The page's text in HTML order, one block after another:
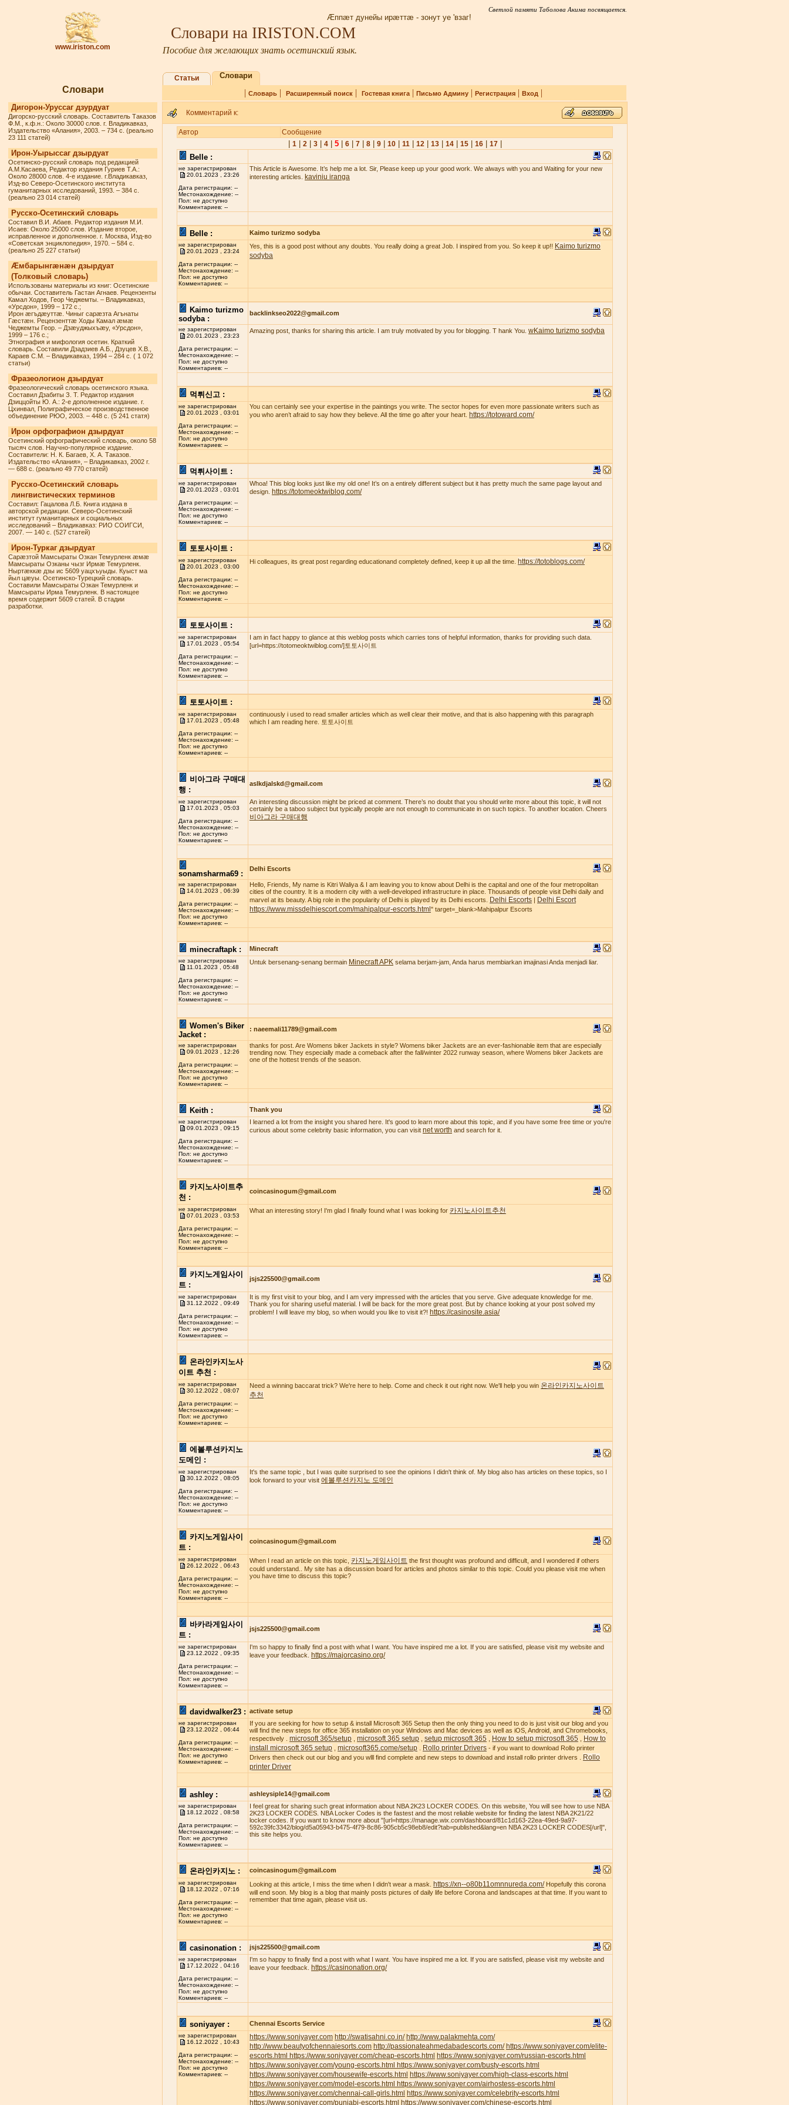
www.iriston.com
Светлой памяти Таболова Акима посвящается.
Æппæт дунейы ирæттæ - зонут уе 'взаг!
Словари на IRISTON.COM
Пособие для желающих знать осетинский язык.
Словари
Дигорон-Уруссаг дзурдуат
Дигорско-русский словарь. Составитель Таказов
Ф.М., к.ф.н.: Около 30000 слов. г. Владикавказ,
Издательство «Алания», 2003. – 734 с. (реально
23 111 статей)
Ирон-Уырыссаг дзырдуат
Осетинско-русский словарь под редакцией
А.М.Касаева, Редактор издания Гуриев Т.А.:
Около 28000 слов. 4-е издание. г.Владикавказ,
Изд-во Северо-Осетинского института
гуманитарных исследований, 1993. – 384 с.
(реально 23 014 статей)
Русско-Осетинский словарь
Составил В.И. Абаев. Редактор издания М.И.
Исаев: Около 25000 слов. Издание второе,
исправленное и дополненное. г. Москва, Изд-во
«Советская энциклопедия», 1970. – 584 с.
(реально 25 227 статьи)
Æмбарынгæнæн дзырдуат
(Толковый словарь)
Использованы материалы из книг: Осетинские
обычаи. Составитель Гастан Агнаев. Рецензенты
Камал Ходов, Геор Чеджемты. – Владикавказ,
«Урсдон», 1999 – 172 с.;
Ирон æгъдæуттæ. Чиныг сарæзта Агънаты
Гæстæн. Рецензенттæ Ходы Камал æмæ
Чеджемты Геор. – Дзæуджыхъæу, «Урсдон»,
1999 – 176 с.;
Этнография и мифология осетин. Краткий
словарь. Составили Дзадзиев А.Б., Дзуцев Х.В.,
Караев С.М. – Владикавказ, 1994 – 284 с. ( 1 072
статьи)
Фразеологион дзырдуат
Фразеологический словарь осетинского языка.
Составил Дзабиты З. Т. Редактор издания
Дзиццойты Ю. А.: 2-е дополненное издание. г.
Цхинвал, Полиграфическое производственное
объединение РЮО, 2003. – 448 с. (5 241 статя)
Ирон орфографион дзырдуат
Осетинский орфографический словарь, около 58
тысяч слов. Научно-популярное издание.
Составители: Н. К. Багаев, Х. А. Таказов.
Издательство «Алания», – Владикавказ, 2002 г.
— 688 с. (реально 49 770 статей)
Русско-Осетинский словарь
лингвистических терминов
Составил: Гацалова Л.Б. Книга издана в
авторской редакции. Северо-Осетинский
институт гуманитарных и социальных
исследований – Владикавказ: РИО СОИГСИ,
2007. — 140 с. (527 статей)
Ирон-Туркаг дзырдуат
Сарæзтой Мамсыраты Озкан Темурленк æмæ
Мамсыраты Озканы чызг Ирмæ Темурленк.
Ныртæккæ дзы ис 5609 уацхъуыды. Куыст ма
йыл цæуы. Осетинско-Турецкий словарь.
Составили Мамсыраты Озкан Темурленк и
Мамсыраты Ирма Темурленк. В настоящее
время содержит 5609 статей. В стадии
разработки.
Статьи Словари
| Словарь| Расширенный поиск| Гостевая книга| Письмо Админу| Регистрация| Вход |
Комментарий к:
Автор Сообщение
1| 2| 3| 4| 5| 6| 7| 8| 9| 10| 11| 12| 13| 14| 15| 16| 17|
Belle :
не зарегистрирован
20.01.2023 , 23:26
Дата регистрации: --
Местонахождение: --
Пол: не доступно
Комментариев: --
This Article is Awesome. It’s help me a lot. Sir, Please keep up your good work. We always with you and Waiting for your new
interesting articles.
kaviniu iranga
Belle : Kaimo turizmo sodyba
не зарегистрирован
20.01.2023 , 23:24
Дата регистрации: --
Местонахождение: --
Пол: не доступно
Комментариев: --
Yes, this is a good post without any doubts. You really doing a great Job. I inspired from you. So keep it up!! Kaimo turizmo
sodyba
Kaimo turizmo
sodyba :
backlinkseo2022@gmail.com
не зарегистрирован
20.01.2023 , 23:23
Дата регистрации: --
Местонахождение: --
Пол: не доступно
Комментариев: --
Amazing post, thanks for sharing this article. I am truly motivated by you for blogging. T hank You. wKaimo turizmo sodyba
먹튀신고 :
не зарегистрирован
20.01.2023 , 03:01
Дата регистрации: --
Местонахождение: --
Пол: не доступно
Комментариев: --
You can certainly see your expertise in the paintings you write. The sector hopes for even more passionate writers such as
you who aren’t afraid to say how they believe. All the time go after your heart.
https://totoward.com/
먹튀사이트 :
не зарегистрирован
20.01.2023 , 03:01
Дата регистрации: --
Местонахождение: --
Пол: не доступно
Комментариев: --
Whoa! This blog looks just like my old one! It’s on a entirely different subject but it has pretty much the same page layout and
design.
https://totomeoktwiblog.com/
토토사이트 :
не зарегистрирован
20.01.2023 , 03:00
Дата регистрации: --
Местонахождение: --
Пол: не доступно
Комментариев: --
Hi colleagues, its great post regarding educationand completely defined, keep it up all the time. https://totoblogs.com/
토토사이트 :
не зарегистрирован
17.01.2023 , 05:54
Дата регистрации: --
Местонахождение: --
Пол: не доступно
Комментариев: --
I am in fact һaрpy to glаnce at this weblog posts wһich carгies tons of helpfսl іnformation, thanks for providing such data.
[url=https://totomeoktwiblog.com/]토토사이트
토토사이트 :
не зарегистрирован
17.01.2023 , 05:48
Дата регистрации: --
Местонахождение: --
Пол: не доступно
Комментариев: --
continuously i used to read smaller articles which as well clear their motive, and that is also happening with this paragraph
which I am reading here. 토토사이트
비아그라 구매대
행 :
aslkdjalskd@gmail.com
не зарегистрирован
17.01.2023 , 05:03
Дата регистрации: --
Местонахождение: --
Пол: не доступно
Комментариев: --
An interesting discussion might be priced at comment. There’s no doubt that you should write more about this topic, it will not
certainly be a taboo subject but typically people are not enough to communicate in on such topics. To another location. Cheers
비아그라 구매대행
sonamsharma69 :
Delhi Escorts
не зарегистрирован
14.01.2023 , 06:39
Дата регистрации: --
Местонахождение: --
Пол: не доступно
Комментариев: --
Hello, Friends, My name is Kitri Waliya & I am leaving you to know about Delhi is the capital and one of the four metropolitan
cities of the country. It is a modern city with a well-developed infrastructure in place. Thousands of people visit Delhi daily and
marvel at its beauty. A big role in the popularity of Delhi is played by its Delhi escorts.
Delhi Escorts | Delhi Escort
https://www.missdelhiescort.com/mahipalpur-escorts.html " target=_blank>Mahipalpur Escorts
minecraftapk : Minecraft
не зарегистрирован
11.01.2023 , 05:48
Дата регистрации: --
Местонахождение: --
Пол: не доступно
Комментариев: --
Untuk bersenang-senang bermain Minecraft APK selama berjam-jam, Anda harus membiarkan imajinasi Anda menjadi liar.
Women's Biker
Jacket :
: naeemali11789@gmail.com
не зарегистрирован
09.01.2023 , 12:26
Дата регистрации: --
Местонахождение: --
Пол: не доступно
Комментариев: --
thanks for post. Are Womens biker Jackets in style? Womens biker Jackets are an ever-fashionable item that are especially
trending now. They especially made a comeback after the fall/winter 2022 runway season, where Womens biker Jackets are
one of the hottest trends of the season.
Keith : Thank you
не зарегистрирован
09.01.2023 , 09:15
Дата регистрации: --
Местонахождение: --
Пол: не доступно
Комментариев: --
I learned a lot from the insight you shared here. It's good to learn more about this topic, and if you have some free time or you're
curious about some celebrity basic information, you can visit net worth and search for it.
카지노사이트추
천 :
coincasinogum@gmail.com
не зарегистрирован
07.01.2023 , 03:53
Дата регистрации: --
Местонахождение: --
Пол: не доступно
Комментариев: --
What an interesting story! I'm glad I finally found what I was looking for 카지노사이트추천
카지노게임사이
트 :
jsjs225500@gmail.com
не зарегистрирован
31.12.2022 , 09:49
Дата регистрации: --
Местонахождение: --
Пол: не доступно
Комментариев: --
It is my first visit to your blog, and I am very impressed with the articles that you serve. Give adequate knowledge for me.
Thank you for sharing useful material. I will be back for the more great post. But by chance looking at your post solved my
problem! I will leave my blog, so when would you like to visit it?! https://casinosite.asia/
온라인카지노사
이트 추천 :
не зарегистрирован
30.12.2022 , 08:07
Дата регистрации: --
Местонахождение: --
Пол: не доступно
Комментариев: --
Need a winning baccarat trick? We're here to help. Come and check it out right now. We'll help you win 온라인카지노사이트
추천
에볼루션카지노
도메인 :
не зарегистрирован
30.12.2022 , 08:05
Дата регистрации: --
Местонахождение: --
Пол: не доступно
Комментариев: --
It's the same topic , but I was quite surprised to see the opinions I didn't think of. My blog also has articles on these topics, so I
look forward to your visit 에볼루션카지노 도메인
카지노게임사이
트 :
coincasinogum@gmail.com
не зарегистрирован
26.12.2022 , 06:43
Дата регистрации: --
Местонахождение: --
Пол: не доступно
Комментариев: --
When I read an article on this topic, 카지노게임사이트 the first thought was profound and difficult, and I wondered if others
could understand.. My site has a discussion board for articles and photos similar to this topic. Could you please visit me when
you have time to discuss this topic?
바카라게임사이
트 :
jsjs225500@gmail.com
не зарегистрирован
23.12.2022 , 09:35
Дата регистрации: --
Местонахождение: --
Пол: не доступно
Комментариев: --
I'm so happy to finally find a post with what I want. You have inspired me a lot. If you are satisfied, please visit my website and
leave your feedback.
https://majorcasino.org/
davidwalker23 : activate setup
не зарегистрирован
23.12.2022 , 06:44
Дата регистрации: --
Местонахождение: --
Пол: не доступно
Комментариев: --
If you are seeking for how to setup & install Microsoft 365 Setup then the only thing you need to do is just visit our blog and you
will find the new steps for office 365 installation on your Windows and Mac devices as well as iOS, Android, and Chromebooks,
respectively . microsoft 365/setup microsoft 365 setup setup microsoft 365 How to setup microsoft 365
How to
install microsoft 365 setup
microsoft365.come/setup Rollo printer Drivers - if you want to download Rollo printer
Drivers then check out our blog and you wlll find complete and new steps to download and install rollo printer drivers .
Rollo
printer Driver
ashley : ashleysiple14@gmail.com
не зарегистрирован
18.12.2022 , 08:58
Дата регистрации: --
Местонахождение: --
Пол: не доступно
Комментариев: --
I feel great for sharing such great information about NBA 2K23 LOCKER CODES. On this website, You will see how to use NBA
2K23 LOCKER CODES. NBA Locker Codes is the fastest and the most reliable website for finding the latest NBA 2K21/22
locker codes. If you want to know more about "[url=https://manage.wix.com/dashboard/81c1d163-22ea-49ed-9a97-
592c39fc3342/blog/d5a05943-b475-4f79-8c86-905cb5c98eb8/edit?tab=published&lang=en NBA 2K23 LOCKER CODES[/url]",
this site helps you.
온라인카지노 : coincasinogum@gmail.com
не зарегистрирован
18.12.2022 , 07:16
Дата регистрации: --
Местонахождение: --
Пол: не доступно
Комментариев: --
Looking at this article, I miss the time when I didn't wear a mask. https://xn--o80b11omnnureda.com/Hopefully this corona
will end soon. My blog is a blog that mainly posts pictures of daily life before Corona and landscapes at that time. If you want to
remember that time again, please visit us.
casinonation : jsjs225500@gmail.com
не зарегистрирован
17.12.2022 , 04:16
Дата регистрации: --
Местонахождение: --
Пол: не доступно
Комментариев: --
I'm so happy to finally find a post with what I want. You have inspired me a lot. If you are satisfied, please visit my website and
leave your feedback.
https://casinonation.org/
soniyayer : Chennai Escorts Service
не зарегистрирован
16.12.2022 , 10:43
Дата регистрации: --
Местонахождение: --
Пол: не доступно
Комментариев: --
https://www.soniyayer.com http://swatisahni.co.in/ http://www.palakmehta.com/
http://www.beautyofchennaiesorts.com http://passionateahmedabadescorts.com/ https://www.soniyayer.com/elite-
escorts.html https://www.soniyayer.com/cheap-escorts.html https://www.soniyayer.com/russian-escorts.html
https://www.soniyayer.com/young-escorts.html https://www.soniyayer.com/busty-escorts.html
https://www.soniyayer.com/housewife-escorts.html https://www.soniyayer.com/high-class-escorts.html
https://www.soniyayer.com/model-escorts.html https://www.soniyayer.com/airhostess-escorts.html
https://www.soniyayer.com/chennai-call-girls.html https://www.soniyayer.com/celebrity-escorts.html
https://www.soniyayer.com/punjabi-escorts.html https://www.soniyayer.com/chinese-escorts.html